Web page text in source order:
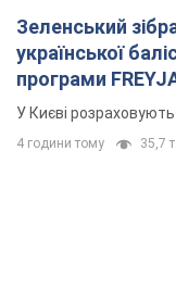
Зеленський
української балістики та
програми
У Києві
4 години тому 35,7 т.